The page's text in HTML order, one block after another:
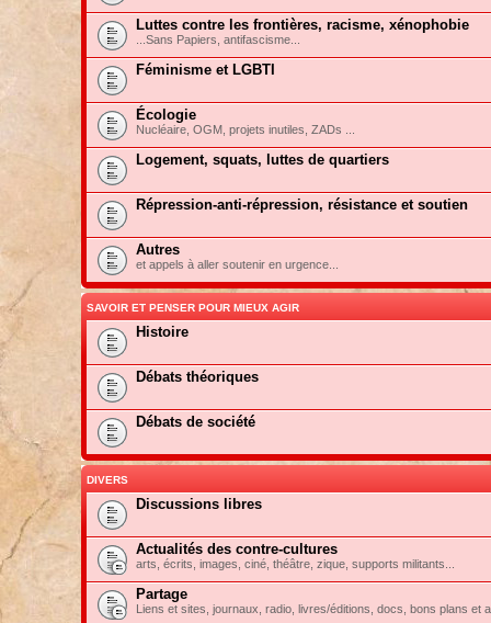
Luttes contre les frontières, racisme, xénophobie
...Sans Papiers, antifascisme...
Féminisme et LGBTI
Écologie
Nucléaire, OGM, projets inutiles, ZADs ...
Logement, squats, luttes de quartiers
Répression-anti-répression, résistance et soutien
Autres
et appels à aller soutenir en urgence...
SAVOIR ET PENSER POUR MIEUX AGIR
Histoire
Débats théoriques
Débats de société
DIVERS
Discussions libres
Actualités des contre-cultures
arts, écrits, images, ciné, théâtre, zique, supports militants...
Partage
Liens et sites, journaux, radio, livres/éditions, docs, bons plans et